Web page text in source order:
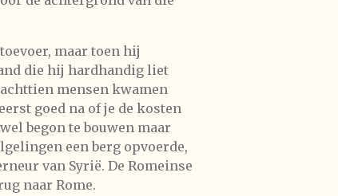
maar toen hij
die hij hardhandig liet
mensen kwamen
goed na of je de kosten
begon te bouwen maar
een berg opvoerde,
van Syrië. De Romeinse
naar Rome.